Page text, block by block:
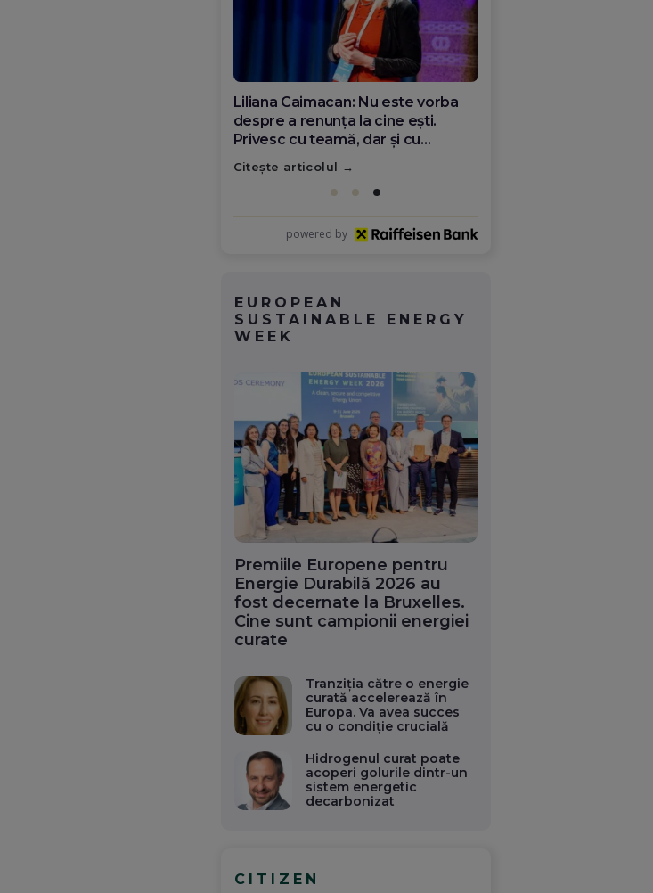
Diana Olar, românca de la Google
care demonstrează că diaspora
poate schimba România
Citește articolul
powered by
EUROPEAN
SUSTAINABLE ENERGY
WEEK
Premiile Europene pentru
Energie Durabilă 2026 au
fost decernate la Bruxelles.
Cine sunt campionii energiei
curate
Tranziția către o energie
curată accelerează în
Europa. Va avea succes
cu o condiție crucială
Hidrogenul curat poate
acoperi golurile dintr-un
sistem energetic
decarbonizat
CITIZEN